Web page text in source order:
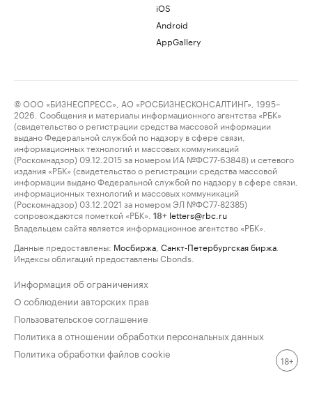
iOS
Android
AppGallery
© ООО «БИЗНЕСПРЕСС», АО «РОСБИЗНЕСКОНСАЛТИНГ», 1995–
2026. Сообщения и материалы информационного агентства «РБК»
(свидетельство о регистрации средства массовой информации
выдано Федеральной службой по надзору в сфере связи,
информационных технологий и массовых коммуникаций
(Роскомнадзор) 09.12.2015 за номером ИА №ФС77-63848) и сетевого
издания «РБК» (свидетельство о регистрации средства массовой
информации выдано Федеральной службой по надзору в сфере связи,
информационных технологий и массовых коммуникаций
(Роскомнадзор) 03.12.2021 за номером ЭЛ №ФС77-82385)
сопровождаются пометкой «РБК».
18+ letters@rbc.ru
Владельцем сайта является информационное агентство «РБК».
Данные предоставлены: Мосбиржа Санкт-Петербургская биржа
Индексы облигаций предоставлены Cbonds.
Информация об ограничениях
О соблюдении авторских прав
Пользовательское соглашение
Политика в отношении обработки персональных данных
Политика обработки файлов cookie
18+